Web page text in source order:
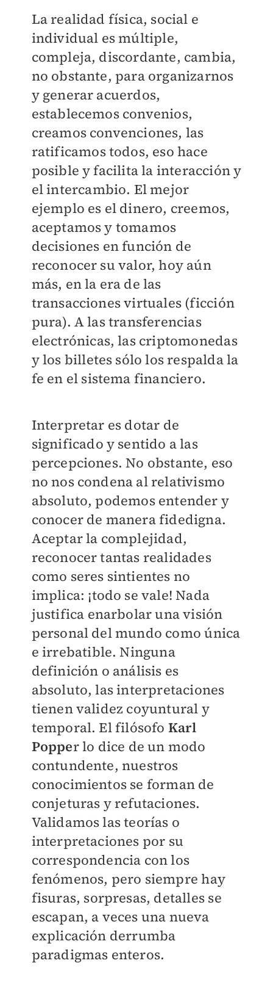
La realidad física, social e
individual es múltiple,
compleja, discordante, cambia,
no obstante, para organizarnos
y generar acuerdos,
establecemos convenios,
creamos convenciones, las
ratificamos todos, eso hace
posible y facilita la interacción y
el intercambio. El mejor
ejemplo es el dinero, creemos,
aceptamos y tomamos
decisiones en función de
reconocer su valor, hoy aún
más, en la era de las
transacciones virtuales (ficción
pura). A las transferencias
electrónicas, las criptomonedas
y los billetes sólo los respalda la
fe en el sistema financiero.
Interpretar es dotar de
significado y sentido a las
percepciones. No obstante, eso
no nos condena al relativismo
absoluto, podemos entender y
conocer de manera fidedigna.
Aceptar la complejidad,
reconocer tantas realidades
como seres sintientes no
implica: ¡todo se vale! Nada
justifica enarbolar una visión
personal del mundo como única
e irrebatible. Ninguna
definición o análisis es
absoluto, las interpretaciones
tienen validez coyuntural y
temporal. El filósofo Karl
Popper lo dice de un modo
contundente, nuestros
conocimientos se forman de
conjeturas y refutaciones.
Validamos las teorías o
interpretaciones por su
correspondencia con los
fenómenos, pero siempre hay
fisuras, sorpresas, detalles se
escapan, a veces una nueva
explicación derrumba
paradigmas enteros.